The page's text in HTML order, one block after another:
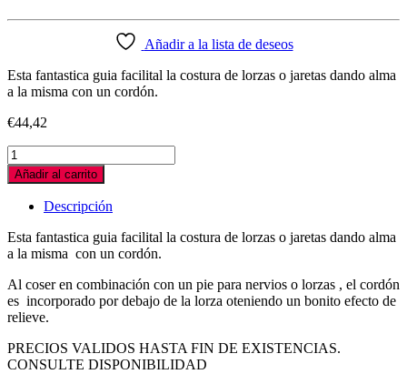
Añadir a la lista de deseos
Esta fantastica guia facilital la costura de lorzas o jaretas dando alma
a la misma con un cordón.
€44,42
GUIA
PARA
INSERTAR
CORDON
LORZAS
Y
quantity
Añadir al carrito
Descripción
Esta fantastica guia facilital la costura de lorzas o jaretas dando alma
a la misma con un cordón.
Al coser en combinación con un pie para nervios o lorzas , el cordón
es incorporado por debajo de la lorza oteniendo un bonito efecto de
relieve.
PRECIOS VALIDOS HASTA FIN DE EXISTENCIAS.
CONSULTE DISPONIBILIDAD